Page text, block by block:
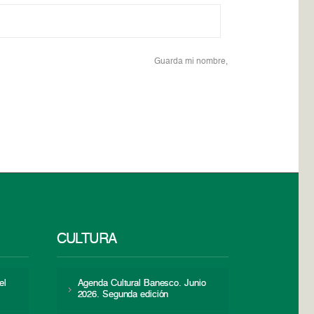
Guarda mi nombre,
CULTURA
Agenda Cultural Banesco. Junio
2026. Segunda edición